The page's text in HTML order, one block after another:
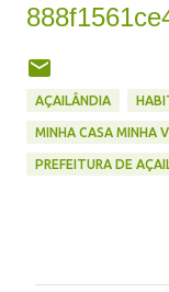
AÇAILÂNDIA
MINHA CASA MINHA
PREFEITURA DE